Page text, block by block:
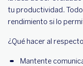
tu productividad.
rendimiento si lo
¿Qué hacer al
Mantente